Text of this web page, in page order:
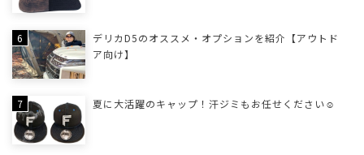
デリカD5のオススメ・オプションを紹介【アウトド
ア向け】
夏に大活躍のキャップ！汗ジミもお任せください☺